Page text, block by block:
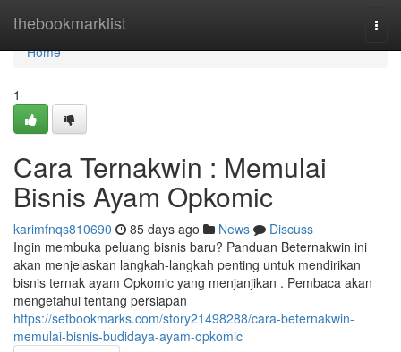
thebookmarklist
Home
Home
1
Cara Ternakwin : Memulai
Bisnis Ayam Opkomic
karimfnqs810690 85 days ago News
Discuss
Ingin membuka peluang bisnis baru? Panduan Beternakwin ini
akan menjelaskan langkah-langkah penting untuk mendirikan
bisnis ternak ayam Opkomic yang menjanjikan . Pembaca akan
mengetahui tentang persiapan
https://setbookmarks.com/story21498288/cara-beternakwin-
memulai-bisnis-budidaya-ayam-opkomic